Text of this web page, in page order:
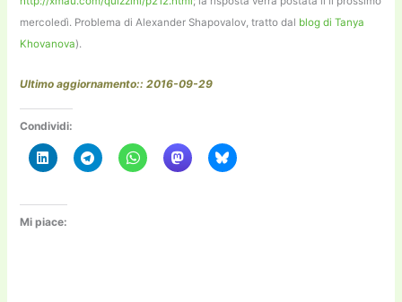
mercoledì. Problema di Alexander Shapovalov, tratto dal blog di Tanya
Khovanova).
Ultimo aggiornamento:: 2016-09-29
Condividi:
Mi piace: